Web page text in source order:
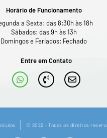
Horário de Funcionamento
a Sexta: das 8:30h às 18h
Sábados: das 9h às 13h
Domingos e Feriados: Fechado
Entre em Contato
© 2022 - Todos os direitos